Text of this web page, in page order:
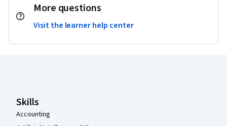
More questions
Visit the learner help center
Skills
Accounting